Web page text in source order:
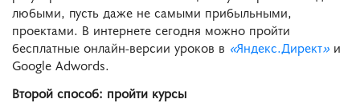
любыми, пусть даже не самыми прибыльными,
проектами. В интернете сегодня можно пройти
бесплатные онлайн-версии уроков в «Яндекс.Директ» и
Google Adwords.
Второй способ: пройти курсы